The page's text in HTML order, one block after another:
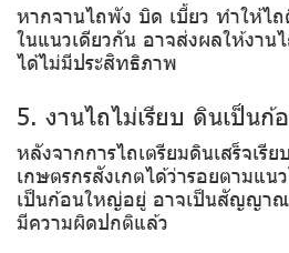
หากจานไถพัง บิด เบี้ยว ทำให้ไถ
ในแนวเดียวกัน อาจส่งผลให้งาน
ได้ไม่มีประสิทธิภาพ
5. งานไถไม่เรียบ ดินเป็นก้
หลังจากการไถเตรียมดินเสร็จเรี
เกษตรกรสังเกตได้ว่ารอยตามแน
เป็นก้อนใหญ่อยู่ อาจเป็นสัญญาณ
มีความผิดปกติแล้ว